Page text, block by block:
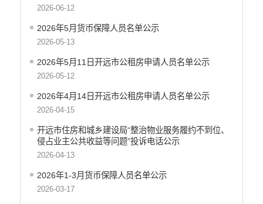
旅游市场秩序和服务质量信息公开
行政事业性收费
公务员管理
重大决策
减税降费
财政资金直达基层
稳岗就业
2026-06-12
2026年5月货币保障人员名单公示
2026-05-13
2026年5月11日开远市公租房申请人员名单公示
2026-05-12
2026年4月14日开远市公租房申请人员名单公示
2026-04-15
开远市住房和城乡建设局“整治物业服务履约不到位、
侵占业主公共收益等问题”投诉电话公示
2026-04-13
2026年1-3月货币保障人员名单公示
2026-03-17